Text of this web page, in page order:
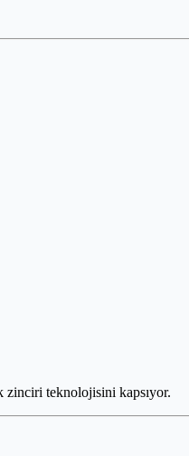
zinciri teknolojisini kapsıyor.